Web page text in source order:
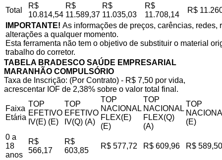
Total
R$
10.814,54
R$
11.589,37
R$
11.035,03
R$
11.708,14
R$
IMPORTANTE! As informações de preços, carências,
alterações a qualquer momento.
Esta ferramenta não tem o objetivo de substituir o material
trabalho do corretor.
TABELA BRADESCO SAÚDE EMPRESARIAL
MARANHÃO COMPULSÓRIO
Taxa de Inscrição: (Por Contrato) - R$ 7,50 por vida,
acrescentar IOF de 2,38% sobre o valor total final.
Faixa
Etária
TOP
EFETIVO
IV(E) (E)
TOP
EFETIVO
IV(Q) (A)
TOP
NACIONAL
FLEX(E)
(E)
TOP
NACIONAL
FLEX(Q)
(A)
TOP
(E)
0 a
18
anos
R$
566,17
R$
603,85
R$ 577,72 R$ 609,96 R$ 589,50